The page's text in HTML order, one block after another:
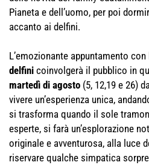
Pianeta e dell’uomo, per poi
accanto ai delfini.
L’emozionante appuntamento con
delfini coinvolgerà il pubblico in
martedì di agosto (5, 12,19 e 26)
vivere un’esperienza unica,
si trasforma quando il sole
esperte, si farà un’esplorazione
originale e avventurosa, alla luce
riservare qualche simpatica